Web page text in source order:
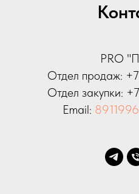
PRO
Отдел продаж:
Отдел закупки:
Email: